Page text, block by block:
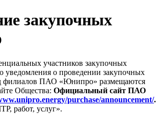
закупочных
участников закупочных
уведомления о проведении закупочных
филиалов ПАО «Юнипро» размещаются
Общества: Официальный сайт ПАО
purchase/announcement/.
работ, услуг».